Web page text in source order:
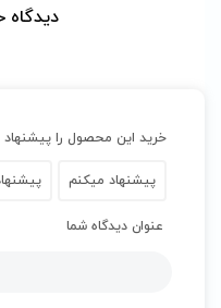
دیدگاه
خرید این محصول را
پیشنهاد میکنم
عنوان دیدگاه شما